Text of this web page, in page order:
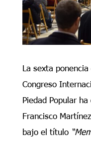
La sexta
Congreso
Piedad Popular
Francisco
bajo el título